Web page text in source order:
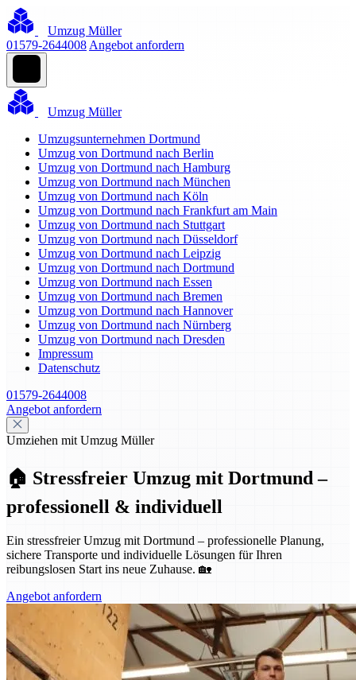
Umzug Müller
01579-2644008 Angebot anfordern
Umzug Müller
Umzugsunternehmen Dortmund
Umzug von Dortmund nach Berlin
Umzug von Dortmund nach Hamburg
Umzug von Dortmund nach München
Umzug von Dortmund nach Köln
Umzug von Dortmund nach Frankfurt am Main
Umzug von Dortmund nach Stuttgart
Umzug von Dortmund nach Düsseldorf
Umzug von Dortmund nach Leipzig
Umzug von Dortmund nach Dortmund
Umzug von Dortmund nach Essen
Umzug von Dortmund nach Bremen
Umzug von Dortmund nach Hannover
Umzug von Dortmund nach Nürnberg
Umzug von Dortmund nach Dresden
Impressum
Datenschutz
01579-2644008
Angebot anfordern
Umziehen mit Umzug Müller
🏠 Stressfreier Umzug mit Dortmund –
professionell & individuell
Ein stressfreier Umzug mit Dortmund – professionelle Planung,
sichere Transporte und individuelle Lösungen für Ihren
reibungslosen Start ins neue Zuhause. 🏡
Angebot anfordern